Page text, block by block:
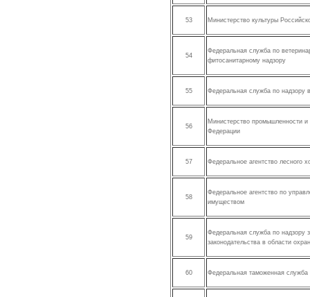
53 Министерство культуры
54
Федеральная служба по
фитосанитарному надзору
55 Федеральная служба по надзору
56
Министерство промышленности и
Федерации
57 Федеральное агентство лесного
58
Федеральное агентство по
имуществом
59
Федеральная служба по надзору
законодательства в области
60 Федеральная таможенная служба